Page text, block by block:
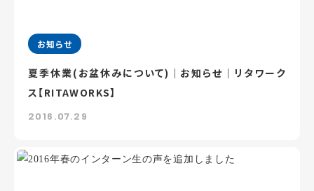
お知らせ
夏季休業(お盆休みについて)｜お知らせ｜リタワーク
ス【RITAWORKS】
2016.07.29